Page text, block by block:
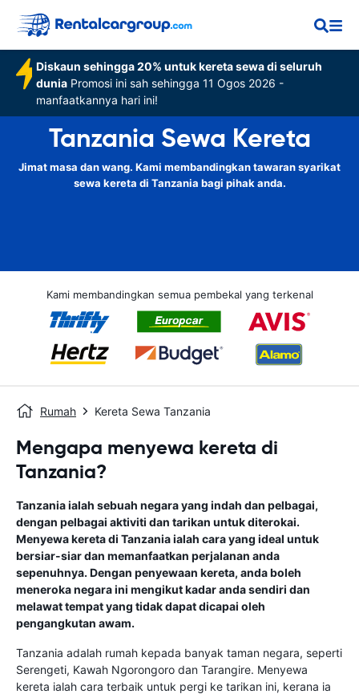
Diskaun sehingga 20% untuk kereta sewa di seluruh
dunia Promosi ini sah sehingga 11 Ogos 2026 -
manfaatkannya hari ini!
Tanzania Sewa Kereta
Jimat masa dan wang. Kami membandingkan tawaran syarikat
sewa kereta di Tanzania bagi pihak anda.
Kami membandingkan semua pembekal yang terkenal
Rumah Kereta Sewa Tanzania
Mengapa menyewa kereta di
Tanzania?
Tanzania ialah sebuah negara yang indah dan pelbagai,
dengan pelbagai aktiviti dan tarikan untuk diterokai.
Menyewa kereta di Tanzania ialah cara yang ideal untuk
bersiar-siar dan memanfaatkan perjalanan anda
sepenuhnya. Dengan penyewaan kereta, anda boleh
meneroka negara ini mengikut kadar anda sendiri dan
melawat tempat yang tidak dapat dicapai oleh
pengangkutan awam.
Tanzania adalah rumah kepada banyak taman negara, seperti
Serengeti, Kawah Ngorongoro dan Tarangire. Menyewa
kereta ialah cara terbaik untuk pergi ke tarikan ini, kerana ia